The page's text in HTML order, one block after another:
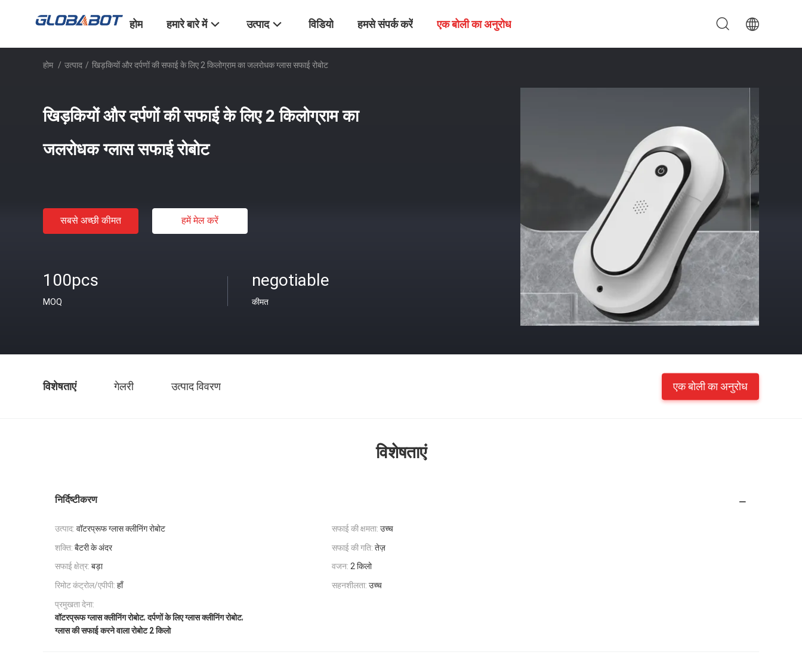
होम हमारे बारे में उत्पाद विडियो हमसे संपर्क करें एक बोली का अनुरोध
होम / उत्पाद / खिड़कियों और दर्पणों की सफाई के लिए 2 किलोग्राम का जलरोधक ग्लास सफाई रोबोट
खिड़कियों और दर्पणों की सफाई के लिए 2 किलोग्राम का
जलरोधक ग्लास सफाई रोबोट
सबसे अच्छी कीमत हमें मेल करें
100pcs
MOQ
negotiable
कीमत
विशेषताएं गेलरी उत्पाद विवरण एक बोली का अनुरोध
विशेषताएं
निर्दिष्टीकरण
उत्पाद: वॉटरप्रूफ ग्लास क्लीनिंग रोबोट सफाई की क्षमता: उच्च
शक्ति: बैटरी के अंदर सफाई की गति: तेज़
सफाई क्षेत्र: बड़ा वजन: 2 किलो
रिमोट कंट्रोल/एपीपी: हाँ सहनशीलता: उच्च
प्रमुखता देना:
वॉटरप्रूफ ग्लास क्लीनिंग रोबोट,दर्पणों के लिए ग्लास क्लीनिंग रोबोट,
ग्लास की सफाई करने वाला रोबोट 2 किलो